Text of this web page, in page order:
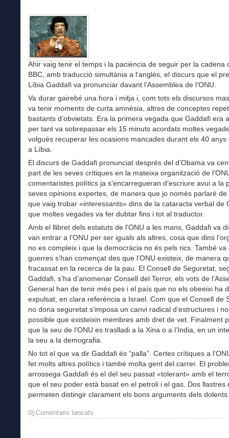
Ahir vaig tenir el temps i la paciència de seguir per la cadena
BBC, amb traducció simultània a l‘anglés, el discurs que el
Líbia Gaddafi va pronunciar davant l’Assemblea de l’ONU.
Va durar gairebé una hora i mitja i, com tots els discursos
va tenir moments de curta amnèsia, altres de conceptes
bastants d’obvietats. Era la primera vegada que Gaddafi era a
per tant va sobrepassar els 15 minuts acordats moltes
volgués recuperar les ocasions mancades durant els 40 anys
a Líbia.
El discurs de Gaddafi pronunciat després del d’Obama va
part de les seves crítiques en la mateixa organització de
comentaristes polítics ja s’encarregueran d’escriure avui a la
seves opinions expertes, de manera que jo només parlaré de
que vaig trobar «interessants» dins de la cataracta verbal de
que moltes vegades va fer dubtar fins i tot al traductor.
Amb el llibret dels estatuts de l’ONU a les mans, Gaddafi va
van entrar a l’ONU per ser iguals als altres, cosa que dins
no es compleix i que la democràcia no és pels rics. També va
guerres s’han començat des que l’ONU existeix, de manera
fracassat en la recerca de la pau. El Consell de Seguretat,
Gaddafi, s’ha d’anomenar Consell del Terror, els vots de
General han de tenir més pes i el país que no els obeeixi ha
expulsat, en clara referéncia a Israel. Com que el Consell de
no dona seguretat s’imposa un canvi radical d’estructures i
possible que existeixin membres amb dret de vet. Finalment
que la seu de l’ONU es traslladi a la Xina o a l’India, en un
la seu a la demografia.
No tot el que va dir Gaddafi és “palla”. Certes crítiques a
fet molts altres polítics i també molta gent del carrer. El
arrossega Gaddafi és el del seu passat «tolerant» amb el
que el seu poder està basat en el petroli i el gas. Dos llastres
permeten distingir clarament els bons arguments dels dolents.
Comentaris tancats